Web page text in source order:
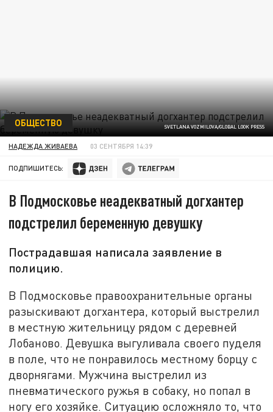
SVETLANA VOZMILOVA/GLOBAL LOOK PRESS
ОБЩЕСТВО
НАДЕЖДА ЖИВАЕВА 03 СЕНТЯБРЯ 14:39
ПОДПИШИТЕСЬ:
В Подмосковье неадекватный догхантер
подстрелил беременную девушку
Пострадавшая написала заявление в
полицию.
В Подмосковье правоохранительные органы
разыскивают догхантера, который выстрелил
в местную жительницу рядом с деревней
Лобаново. Девушка выгуливала своего пуделя
в поле, что не понравилось местному борцу с
дворнягами. Мужчина выстрелил из
пневматического ружья в собаку, но попал в
ногу его хозяйке. Ситуацию осложняло то, что